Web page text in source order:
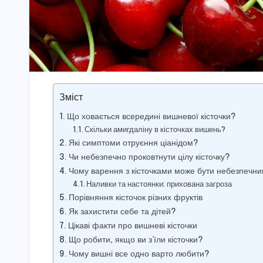
Зміст
Що ховається всередині вишневої кісточки?
Скільки амигдаліну в кісточках вишень?
Які симптоми отруєння ціанідом?
Чи небезпечно проковтнути цілу кісточку?
Чому варення з кісточками може бути
Наливки та настоянки: прихована загроза
Порівняння кісточок різних фруктів
Як захистити себе та дітей?
Цікаві факти про вишневі кісточки
Що робити, якщо ви з’їли кісточки?
Чому вишні все одно варто любити?